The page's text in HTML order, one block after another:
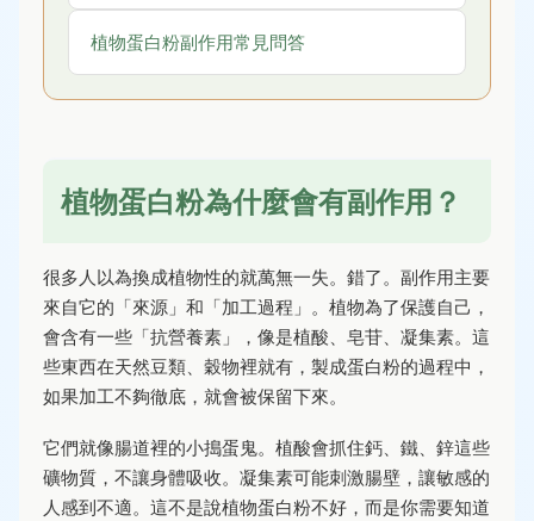
植物蛋白粉副作用常見問答
植物蛋白粉為什麼會有副作用？
很多人以為換成植物性的就萬無一失。錯了。副作用主要
來自它的「來源」和「加工過程」。植物為了保護自己，
會含有一些「抗營養素」，像是植酸、皂苷、凝集素。這
些東西在天然豆類、穀物裡就有，製成蛋白粉的過程中，
如果加工不夠徹底，就會被保留下來。
它們就像腸道裡的小搗蛋鬼。植酸會抓住鈣、鐵、鋅這些
礦物質，不讓身體吸收。凝集素可能刺激腸壁，讓敏感的
人感到不適。這不是說植物蛋白粉不好，而是你需要知道